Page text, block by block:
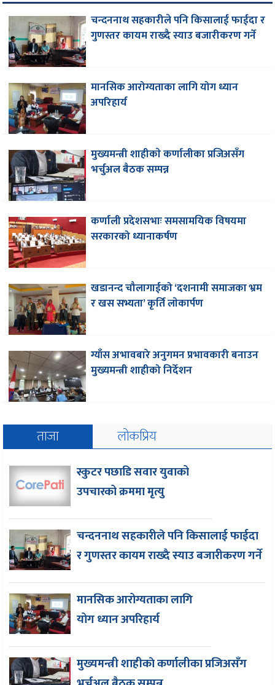
चन्दननाथ सहकारीले पनि किसालाई फाईदा र
गुणस्तर कायम राख्दै स्याउ बजारीकरण गर्ने
मानसिक आरोग्यताका लागि योग ध्यान
अपरिहार्य
मुख्यमन्त्री शाहीकाे कर्णालीका प्रजिअसँग
भर्चुअल बैठक सम्पन्न
कर्णाली प्रदेशसभाः समसामयिक विषयमा
सरकारको ध्यानाकर्षण
खडानन्द चौलागाईको ‘दशनामी समाजका भ्रम
र खस सभ्यता’ कृर्ति लाेकार्पण
ग्याँस अभावबारे अनुगमन प्रभावकारी बनाउन
मुख्यमन्त्री शाहीको निर्देशन
ताजा लोकप्रिय
स्कुटर पछाडि सवार युवाको
उपचारको क्रममा मृत्यु
चन्दननाथ सहकारीले पनि किसालाई फाईदा
र गुणस्तर कायम राख्दै स्याउ बजारीकरण गर्ने
मानसिक आरोग्यताका लागि
योग ध्यान अपरिहार्य
मुख्यमन्त्री शाहीकाे कर्णालीका प्रजिअसँग